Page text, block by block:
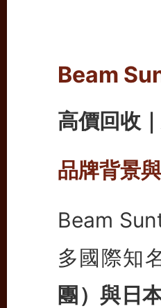
Beam
高價回收
品牌背景
Beam
多國際知
團）與日